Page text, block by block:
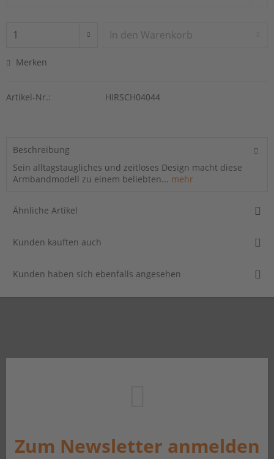
In den Warenkorb
Merken
Artikel-Nr.: HIRSCH04044
Beschreibung
Sein alltagstaugliches und zeitloses Design macht diese
Armbandmodell zu einem beliebten... mehr
Ähnliche Artikel
Kunden kauften auch
Kunden haben sich ebenfalls angesehen
Zum Newsletter anmelden